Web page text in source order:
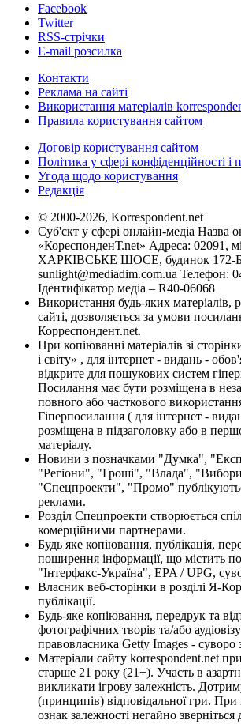
Facebook
Twitter
RSS-стрічки
E-mail розсилка
Контакти
Реклама на сайті
Використання матеріалів
Правила користування сайтом
Договір користування сайтом
Політика у сфері конфіденційності
Угода щодо користування
Редакція
© 2000-2026, Korrespondent.net
Суб'єкт у сфері онлайн-медіа Назва
«КореспонденТ.net» Адреса: 02091,
ХАРКІВСЬКЕ ШОСЕ, будинок 172-Б,
sunlight@mediadim.com.ua Телефон:
Ідентифікатор медіа – R40-06068
Використання будь-яких матеріалів,
сайті, дозволяється за умови
Корреспондент.net.
При копіюванні матеріалів зі
і світу» , для інтернет - видань -
відкрите для пошукових систем
Посилання має бути розміщена в
повного або часткового
Гіперпосилання ( для інтернет -
розміщена в підзаголовку або в
матеріалу.
Новини з позначками "Думка",
"Регіони", "Гроші", "Влада",
"Спецпроекти", "Промо"
реклами.
Розділ Спецпроекти створюється
комерційними партнерами.
Будь яке копіювання, публікація,
поширення інформації, що містить
"Інтерфакс-Україна", EPA / UPG,
Власник веб-сторінки в розділі Я-
публікації.
Будь-яке копіювання, передрук та
фотографічних творів та/або
правовласника Getty Images - суворо
Матеріали сайту korrespondent.net
старше 21 року (21+). Участь в
викликати ігрову залежність.
(принципів) відповідальної гри.
ознак залежності негайно зверніться